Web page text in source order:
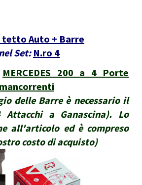
Auto + Barre
Set: N.ro 4
MERCEDES 200 a 4 Porte
delle Barre è necessario il
a Ganascina). Lo
all'articolo ed è compreso
costo di acquisto)